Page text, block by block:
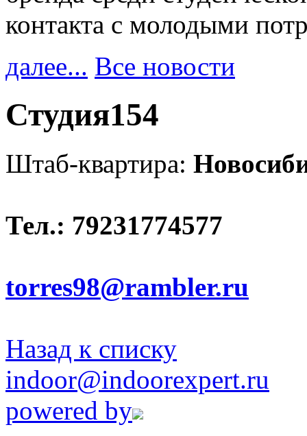
контакта с молодыми
далее... Все новости
Студия154
Штаб-квартира:
Тел.: 79231774577
torres98@rambler.ru
Назад к списку
indoor@indoorexpert.ru
powered by